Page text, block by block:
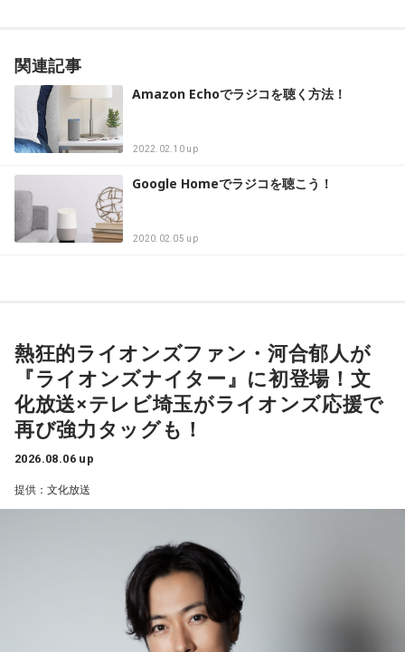
関連記事
Amazon Echoでラジコを聴く方法！
2022.02.10 up
Google Homeでラジコを聴こう！
2020.02.05 up
熱狂的ライオンズファン・河合郁人が
『ライオンズナイター』に初登場！文
化放送×テレビ埼玉がライオンズ応援で
再び強力タッグも！
2026.08.06 up
提供：文化放送